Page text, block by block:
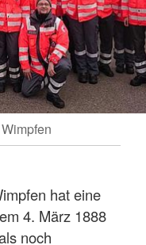
hat eine
4. März 1888
noch